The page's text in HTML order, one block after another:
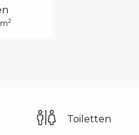
2
Toiletten